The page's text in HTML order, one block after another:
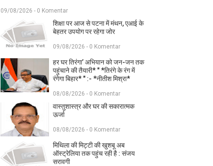
09/08/2026 - 0 Komentar
शिक्षा पर आज से पटना में मंथन, एआई के
बेहतर उपयोग पर रहेगा जोर
09/08/2026 - 0 Komentar
हर घर तिरंगा’ अभियान को जन-जन तक
पहुंचाने की तैयारी* " *तिरंगे के रंग में
रंगेगा बिहार* " :- *नीतीश मिश्रा*
08/08/2026 - 0 Komentar
वास्तुशास्त्र और घर की सकारात्मक
ऊर्जा
08/08/2026 - 0 Komentar
मिथिला की मिट्टी की खुशबू अब
ऑस्ट्रेलिया तक पहुंच रही है : संजय
सरावगी